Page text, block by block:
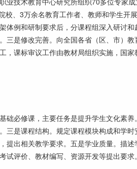
、3万余名教育工作者、教师和学生开
例和研制要求后，分课程组深入研讨
三是修改完善。向全国各省（区、市）
，课标审议工作由教材局组织实施，国
必修课，主要任务是提升学生文化素养
是课程结构。规定课程模块构成和学
出相关教学要求。五是学业质量。描
评价、教材编写、资源开发等提出要求。